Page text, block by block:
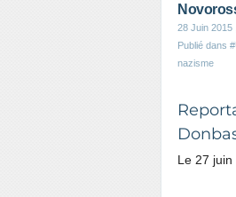
28 Juin 2015
Publié dans
nazisme
Le 27 juin